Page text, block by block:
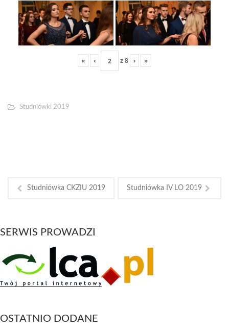
« ‹ z8 › »
Studniówki 2019
Studniówka CKZIU 2019 Studniówka IV LO 2019
SERWIS PROWADZI
OSTATNIO DODANE